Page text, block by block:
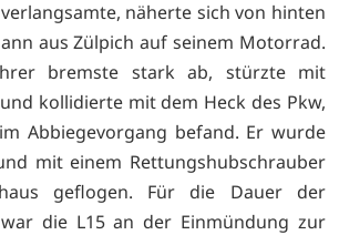
näherte sich von hinten
aus Zülpich auf seinem Motorrad.
bremste stark ab, stürzte mit
kollidierte mit dem Heck des Pkw,
Abbiegevorgang befand. Er wurde
mit einem Rettungshubschrauber
geflogen. Für die Dauer der
die L15 an der Einmündung zur